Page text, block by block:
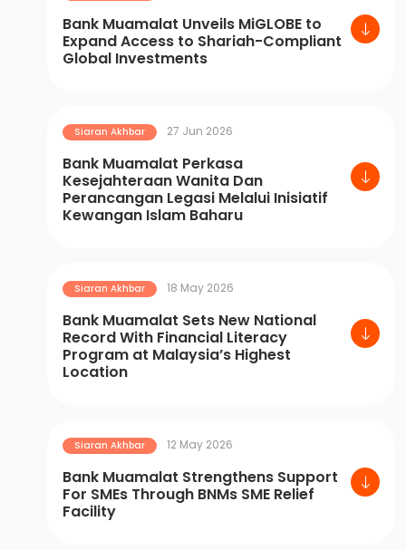
Bank Muamalat Unveils MiGLOBE to
Expand Access to Shariah-Compliant
Global Investments
Siaran Akhbar 27 Jun 2026
Bank Muamalat Perkasa
Kesejahteraan Wanita Dan
Perancangan Legasi Melalui Inisiatif
Kewangan Islam Baharu
Siaran Akhbar 18 May 2026
Bank Muamalat Sets New National
Record With Financial Literacy
Program at Malaysia’s Highest
Location
Siaran Akhbar 12 May 2026
Bank Muamalat Strengthens Support
For SMEs Through BNMs SME Relief
Facility